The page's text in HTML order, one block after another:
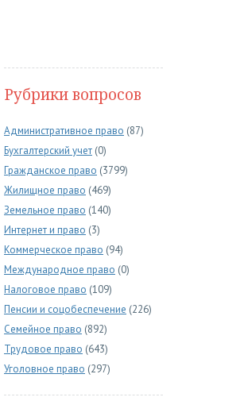
Рубрики вопросов
Административное право (87)
Бухгалтерский учет (0)
Гражданское право (3799)
Жилищное право (469)
Земельное право (140)
Интернет и право (3)
Коммерческое право (94)
Международное право (0)
Налоговое право (109)
Пенсии и соцобеспечение (226)
Семейное право (892)
Трудовое право (643)
Уголовное право (297)